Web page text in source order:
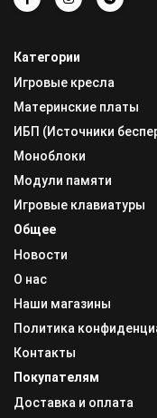
Категории
Игровые кресла
Материнские платы
ИБП (Источники
Моноблоки
Модули памяти
Игровые клавиатуры
Общее
Новости
О нас
Наши магазины
Политика
Контакты
Покупателям
Доставка и оплата